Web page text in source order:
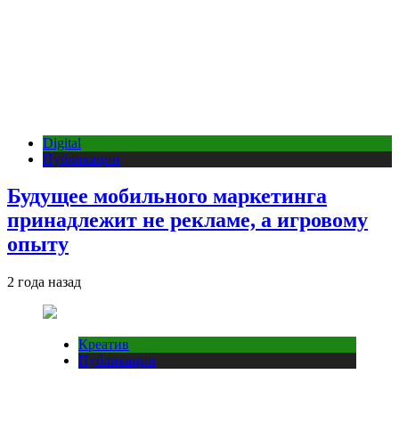
Digital
Публикации
Будущее мобильного маркетинга
принадлежит не рекламе, а игровому
опыту
2 года назад
Креатив
Публикации